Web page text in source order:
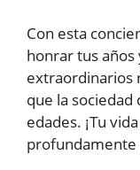
Con esta
honrar tus
extraordinarios
que la
edades. ¡Tu
profundamente